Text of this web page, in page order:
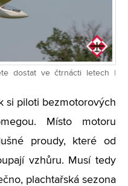
dostat ve čtrnácti letech |
si piloti bezmotorových
Místo motoru
proudy, které od
vzhůru. Musí tedy
plachtařská sezona